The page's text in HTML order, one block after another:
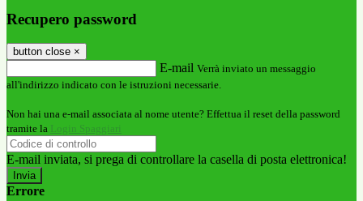
Recupero password
button close ×
E-mail Verrà inviato un messaggio
all'indirizzo indicato con le istruzioni necessarie.
Non hai una e-mail associata al nome utente? Effettua il reset della password
tramite la Login Spaggiari
E-mail inviata, si prega di controllare la casella di posta elettronica!
Errore